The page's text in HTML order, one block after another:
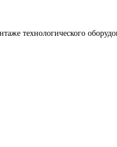
технологического